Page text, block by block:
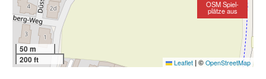
50 m
200 ft
Leaflet |© OpenStreetMap
OSM Spiel-
plätze aus